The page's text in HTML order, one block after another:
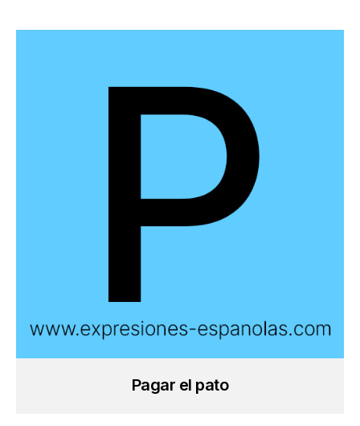
Pagar el pato